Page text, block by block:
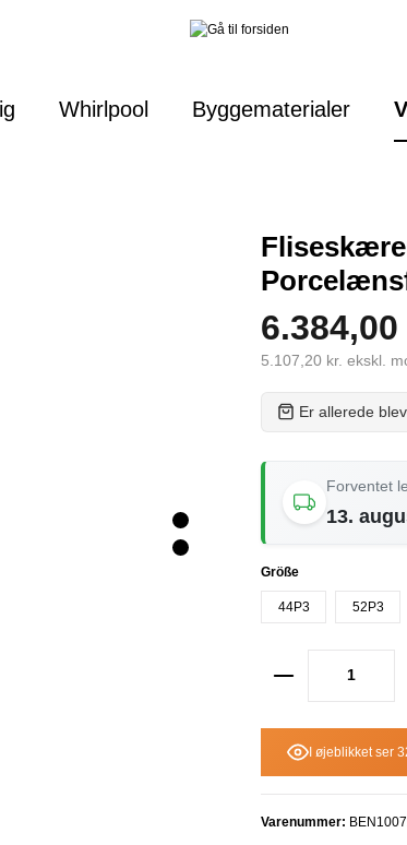
Whirlpool Byggematerialer
6.384,00
5.107,20 kr. ekskl.
Er allerede
Forventet
13.
Vælg
Größe
44P3 52P3
I øjeblikket ser
Varenummer: